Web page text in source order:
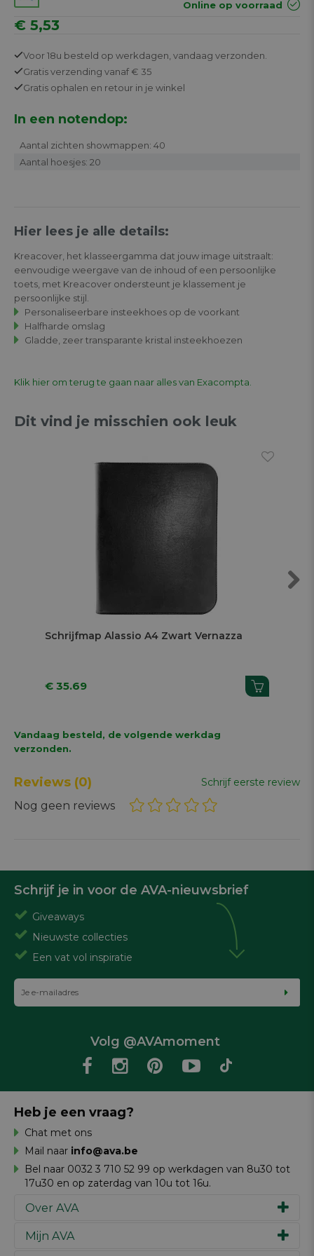
Online op voorraad
€ 5,53
Voor 18u besteld op werkdagen, vandaag verzonden.
Gratisverzending vanaf € 35
Gratis ophalen en retour in je winkel
In een notendop:
Aantal zichten showmappen: 40
Aantal hoesjes: 20
Hier lees je alle details:
Kreacover, het klasseergamma dat jouw image uitstraalt:
eenvoudige weergave van de inhoud of een persoonlijke
toets, met Kreacover ondersteunt je klassement je
persoonlijke stijl.
Personaliseerbare insteekhoes op de voorkant
Halfharde omslag
Gladde, zeer transparante kristal insteekhoezen
Klik hier om terug te gaan naar alles van Exacompta.
Dit vind je misschien ook leuk
Zwart Vernazza Schrijfmap Alassio A4 Zwart
Vandaag besteld, de volgende werkdag
verzonden.
Reviews (0) Schrijf eerste review
Nog geen reviews
Schrijf je in voor de AVA-nieuwsbrief
Giveaways
Nieuwste collecties
Een vat vol inspiratie
Volg @AVAmoment
Over AVA
Ons verhaal
Mijn AVA
Heb je een vraag?
Chat met ons
Mail naar info@ava.be
Bel naar 0032 3 710 52 99 op werkdagen van 8u30 tot
17u30 en op zaterdag van 10u tot 16u.